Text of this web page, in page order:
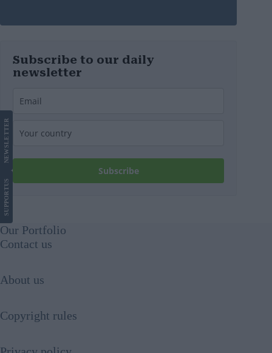
Subscribe to our daily
newsletter
Subscribe
SUPPORT
US
NEWS
LETTER
Our Portfolio
Contact us
About us
Copyright rules